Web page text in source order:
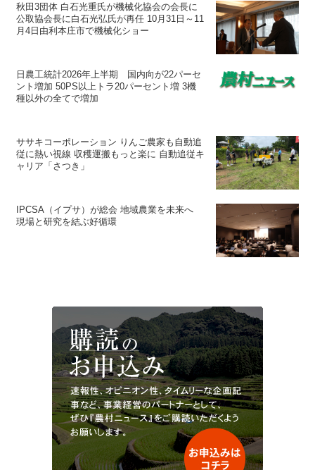
秋田3団体 白石光重氏が機械化協会の会長に
公取協会長に白石光弘氏が再任 10月31日～11
月4日由利本庄市で機械化ショー
日農工統計2026年上半期 国内向が22パーセ
ント増加 50PS以上トラ20パーセント増 3機
種以外の全てで増加
ササキコーポレーション りんご農家も自動追
従に熱い視線 収穫運搬もっと楽に 自動追従キ
ャリア「さつき」
IPCSA（イプサ）が総会 地域農業を未来へ
現場と研究を結ぶ好循環